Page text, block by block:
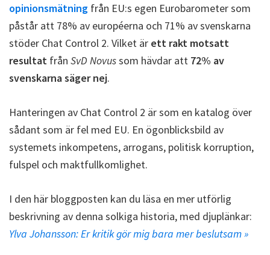
opinionsmätning från EU:s egen Eurobarometer som
påstår att 78% av européerna och 71% av svenskarna
stöder Chat Control 2. Vilket är ett rakt motsatt
resultat från SvD Novussom hävdar att 72% av
svenskarna säger nej.
Hanteringen av Chat Control 2 är som en katalog över
sådant som är fel med EU. En ögonblicksbild av
systemets inkompetens, arrogans, politisk korruption,
fulspel och maktfullkomlighet.
I den här bloggposten kan du läsa en mer utförlig
beskrivning av denna solkiga historia, med djuplänkar:
Ylva Johansson: Er kritik gör mig bara mer beslutsam »